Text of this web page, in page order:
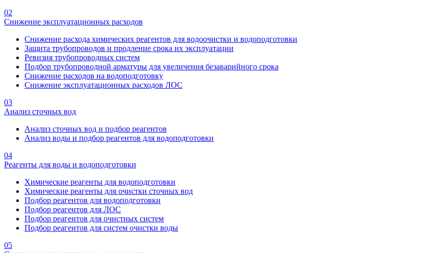
02
Снижение эксплуатационных расходов
Снижение расхода химических реагентов для водоочистки и водоподготовки
Защита трубопроводов и продление срока их эксплуатации
Ревизия трубопроводных систем
Подбор трубопроводной арматуры для увеличения безаварийного срока
Снижение расходов на водоподготовку
Снижение эксплуатационных расходов ЛОС
03
Анализ сточных вод
Анализ сточных вод и подбор реагентов
Анализ воды и подбор реагентов для водоподготовки
04
Реагенты для воды и водоподготовки
Химические реагенты для водоподготовки
Химические реагенты для очистки сточных вод
Подбор реагентов для водоподготовки
Подбор реагентов для ЛОС
Подбор реагентов для очистных систем
Подбор реагентов для систем очистки воды
05